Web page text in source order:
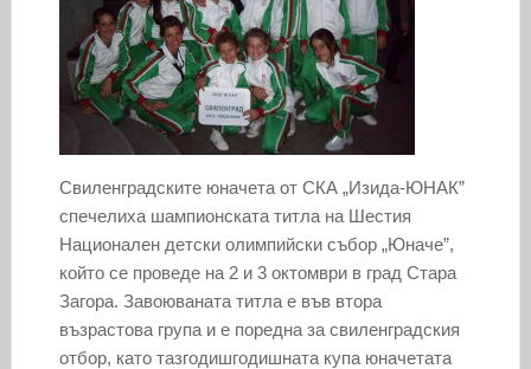
Свиленградските юначета от СКА „Изида-ЮНАК”
спечелиха шампионската титла на Шестия
Национален детски олимпийски събор „Юначе”,
който се проведе на 2 и 3 октомври в град Стара
Загора. Завоюваната титла е във втора
възрастова група и е поредна за свиленградския
отбор, като тазгодишгодишната купа юначетата